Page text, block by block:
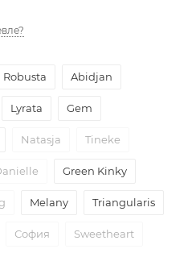
Robusta Abidjan
Lyrata Gem
Natasja Tineke
Green Kinky
Melany Triangularis
София Sweetheart